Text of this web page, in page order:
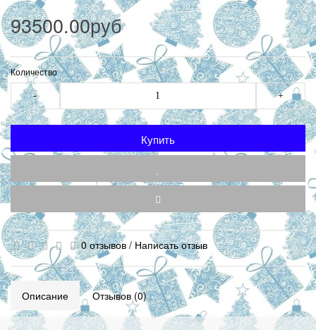
93500.00руб
Количество
- +
Купить
0 отзывов / Написать отзыв
Описание Отзывов (0)